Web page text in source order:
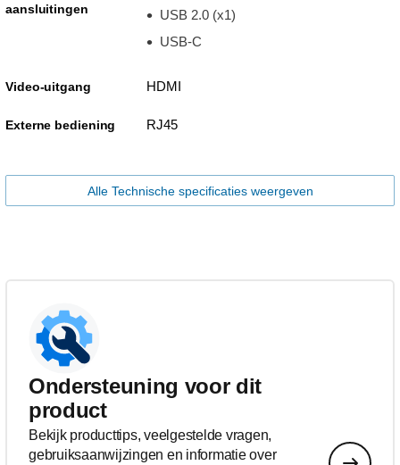
aansluitingen
USB 2.0 (x1)
USB-C
Video-uitgang HDMI
Externe bediening RJ45
Alle Technische specificaties weergeven
Ondersteuning voor dit
product
Bekijk producttips, veelgestelde vragen,
gebruiksaanwijzingen en informatie over